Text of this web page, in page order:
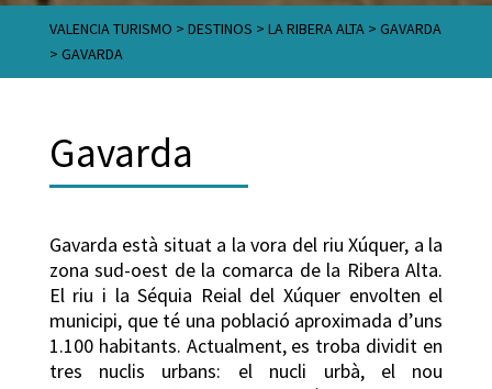
VALENCIA TURISMO > DESTINOS > LA RIBERA ALTA> GAVARDA
> GAVARDA
Gavarda
Gavarda està situat a la vora del riu Xúquer, a la
zona sud-oest de la comarca de la Ribera Alta.
El riu i la Séquia Reial del Xúquer envolten el
municipi, que té una població aproximada d’uns
1.100 habitants. Actualment, es troba dividit en
tres nuclis urbans: el nucli urbà, el nou